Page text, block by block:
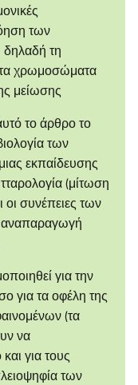
των
δηλαδή τη
χρωμοσώματα
μείωσης
το άρθρο το
των
εκπαίδευσης
(μίτωση
οι συνέπειες των
για την
για τα οφέλη της
(τα
να
για τους
των